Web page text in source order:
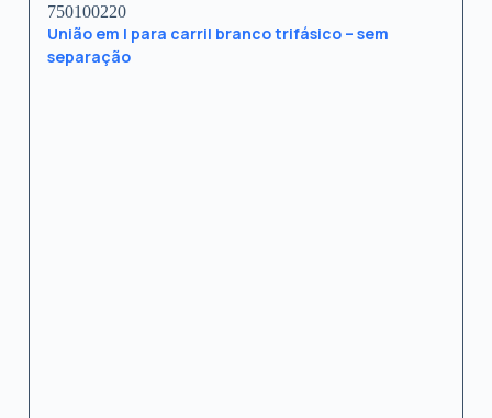
750100220
União em I para carril branco trifásico – sem
separação